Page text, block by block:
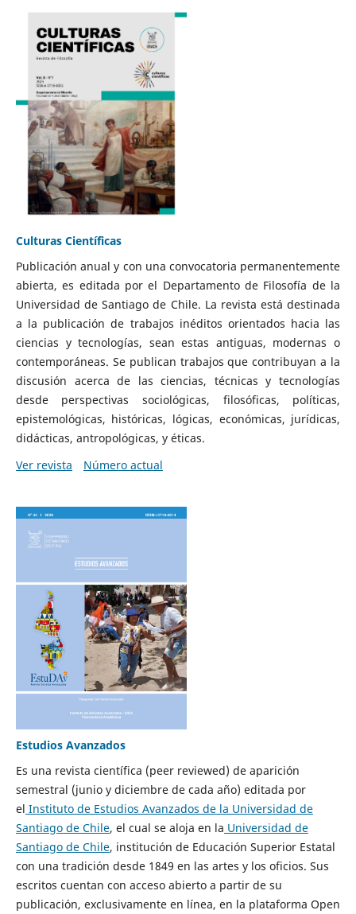
Culturas Científicas
Publicación anual y con una convocatoria permanentemente
abierta, es editada por el Departamento de Filosofía de la
Universidad de Santiago de Chile. La revista está destinada
a la publicación de trabajos inéditos orientados hacia las
ciencias y tecnologías, sean estas antiguas, modernas o
contemporáneas. Se publican trabajos que contribuyan a la
discusión acerca de las ciencias, técnicas y tecnologías
desde perspectivas sociológicas, filosóficas, políticas,
epistemológicas, históricas, lógicas, económicas, jurídicas,
didácticas, antropológicas, y éticas.
Ver revista
Número actual
Estudios Avanzados
Es una revista científica (peer reviewed) de aparición
semestral (junio y diciembre de cada año) editada por
el Instituto de Estudios Avanzados de la Universidad de
Santiago de Chile, el cual se aloja en la Universidad de
Santiago de Chile, institución de Educación Superior Estatal
con una tradición desde 1849 en las artes y los oficios. Sus
escritos cuentan con acceso abierto a partir de su
publicación, exclusivamente en línea, en la plataforma Open